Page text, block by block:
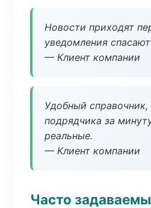
Новости приходят
уведомления
— Клиент компании
Удобный
подрядчика за
реальные.
— Клиент компании
Часто